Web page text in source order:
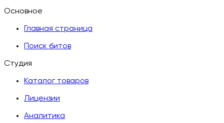
Основное
Главная страница
Поиск битов
Студия
Каталог товаров
Лицензии
Аналитика